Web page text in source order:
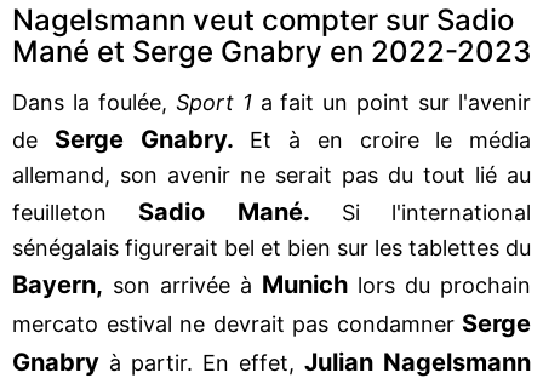
Nagelsmann veut compter sur Sadio
Mané et Serge Gnabry en 2022-2023
Dans la foulée, Sport 1a fait un point sur l'avenir
de Serge Gnabry. Et à en croire le média
allemand, son avenir ne serait pas du tout lié au
feuilleton Sadio Mané. Si l'international
sénégalais figurerait bel et bien sur les tablettes du
Bayern, son arrivée à Munich lors du prochain
mercato estival ne devrait pas condamner Serge
Gnabry à partir. En effet, Julian Nagelsmann